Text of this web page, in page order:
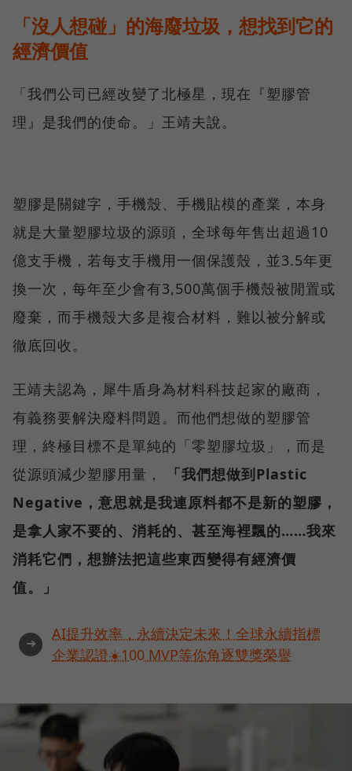
「沒人想碰」的海廢垃圾，想找到它的
經濟價值
「我們公司已經改變了北極星，現在『塑膠管
理』是我們的使命。」王靖夫說。
塑膠是關鍵字，手機殼、手機貼模的產業，本身
就是大量塑膠垃圾的源頭，全球每年售出超過10
億支手機，若每支手機用一個保護殼，並3.5年更
換一次，每年至少會有3,500萬個手機殼被閒置或
廢棄，而手機殼大多是複合材料，難以被分解或
徹底回收。
王靖夫認為，犀牛盾身為材料科技起家的廠商，
有義務要解決廢料問題。而他們想做的塑膠管
理，終極目標不是單純的「零塑膠垃圾」，而是
從源頭減少塑膠用量，
「我們想做到Plastic
Negative，意思就是我連原料都不是新的塑膠，
是拿人家不要的、消耗的、甚至海裡飄的……我來
消耗它們，想辦法把這些東西變得有經濟價
值。」
➜
AI提升效率，永續決定未來！全球永續指標
企業認證☀️100 MVP等你角逐雙獎榮譽